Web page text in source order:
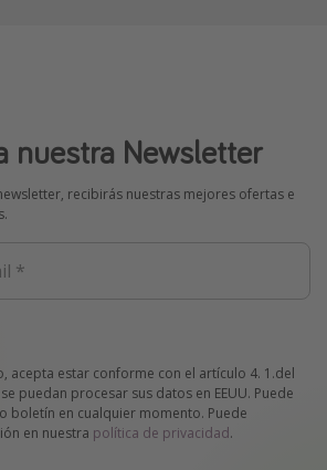
nuestra Newsletter
recibirás nuestras mejores ofertas e
acepta estar conforme con el artículo 4. 1.del
puedan procesar sus datos en EEUU. Puede
boletín en cualquier momento. Puede
en nuestra política de privacidad.